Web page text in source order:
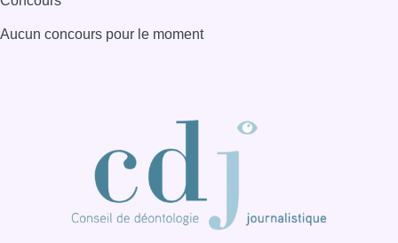
Aucun concours pour le moment